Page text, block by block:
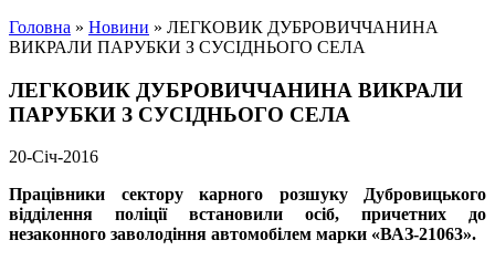
Головна » Новини » ЛЕГКОВИК ДУБРОВИЧЧАНИНА
ВИКРАЛИ ПАРУБКИ З СУСІДНЬОГО СЕЛА
ЛЕГКОВИК ДУБРОВИЧЧАНИНА ВИКРАЛИ
ПАРУБКИ З СУСІДНЬОГО СЕЛА
20-Січ-2016
Працівники сектору карного розшуку Дубровицького
відділення поліції встановили осіб, причетних до
незаконного заволодіння автомобілем марки «ВАЗ-21063».